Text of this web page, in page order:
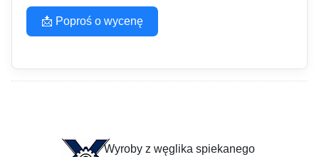
📩 Poproś o wycenę
Wyroby z węglika spiekanego